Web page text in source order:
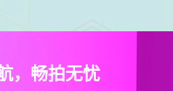
，畅拍无忧